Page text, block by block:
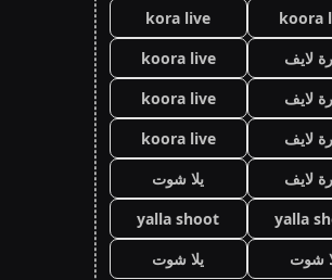
koora
kora live
لايف
koora live
لايف
koora live
لايف
koora live
لايف
يلا شوت
yalla
yalla shoot
شوت
يلا شوت